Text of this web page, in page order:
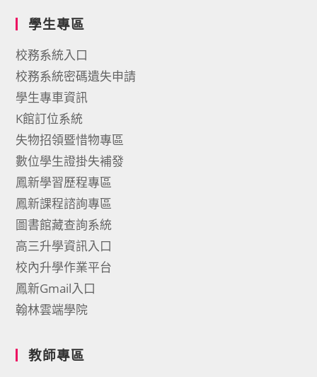
學生專區
校務系統入口
校務系統密碼遺失申請
學生專車資訊
K館訂位系統
失物招領暨惜物專區
數位學生證掛失補發
鳳新學習歷程專區
鳳新課程諮詢專區
圖書館藏查詢系統
高三升學資訊入口
校內升學作業平台
鳳新Gmail入口
翰林雲端學院
教師專區